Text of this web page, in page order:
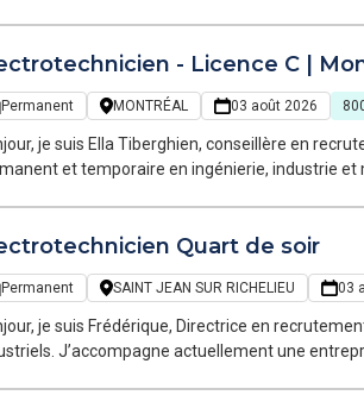
stable et reconnu pour la qualité
- Licence C |
Permanent MONTRÉAL 03 août 2026
je suis Ella Tiberghien, conseillère en
et temporaire en ingénierie, industrie et manufacturier. Je recrute actuellement
nous recherchons un(e)Quart de soir
Permanent SAINT JEAN SUR RICHELIEU 03
je suis Frédérique, Directrice en
J’accompagne actuellement une